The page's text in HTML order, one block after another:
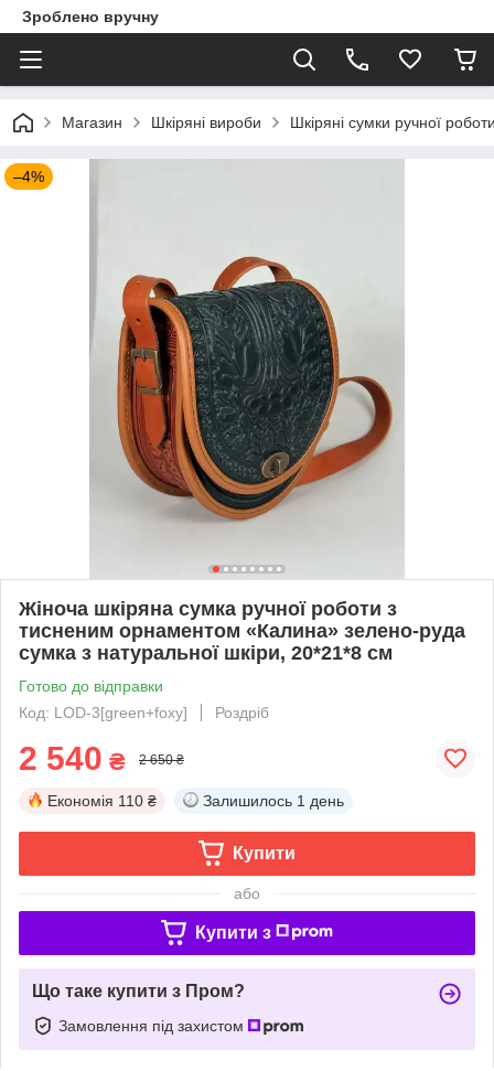
Зроблено вручну
Магазин Шкіряні вироби Шкіряні сумки ручної
–4%
Жіноча шкіряна сумка ручної роботи з
тисненим орнаментом «Калина» зелено-руда
сумка з натуральної шкіри, 20*21*8 см
Готово до відправки
Код: LOD-3[green+foxy]
Роздріб
2 540 ₴ 2 650 ₴
Економія 110 ₴ Залишилось 1 день
Купити
або
Купити з
Що таке купити з Пром?
Замовлення під захистом